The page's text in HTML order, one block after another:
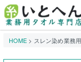
HOME スレン染め業務